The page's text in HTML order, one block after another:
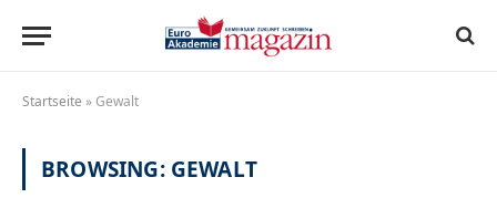
Startseite »Gewalt
BROWSING: GEWALT